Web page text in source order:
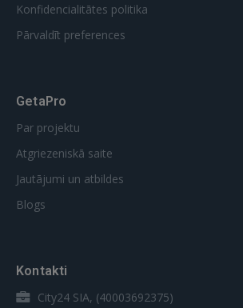
Konfidencialitātes politika
Pārvaldīt preferences
GetaPro
Par projektu
Atgriezeniskā saite
Jautājumi un atbildes
Blogs
Kontakti
City24 SIA, (40003692375)